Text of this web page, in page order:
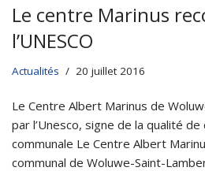
Le centre Marinus
l’UNESCO
Actualités 20 juillet 2016
Le Centre Albert Marinus de
par l’Unesco, signe de la qualité
communale Le Centre Albert
communal de Woluwe-Saint-